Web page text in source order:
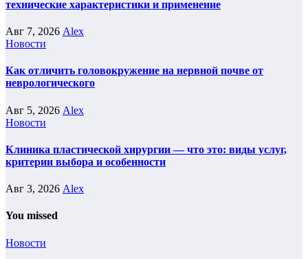
технические характеристики и применение
Авг 7, 2026 Alex
Новости
Как отличить головокружение на нервной почве от
неврологического
Авг 5, 2026 Alex
Новости
Клиника пластической хирургии — что это: виды услуг,
критерии выбора и особенности
Авг 3, 2026 Alex
You missed
Новости